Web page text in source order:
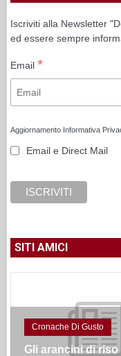
Iscriviti alla Newsletter
ed essere sempre
Email *
Aggiornamento Informativa
Email e Direct Mail
SITI AMICI
Cronache Di Gusto
Gli arancini di